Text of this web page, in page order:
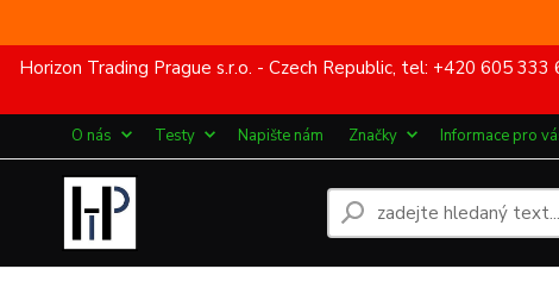
Horizon Trading Prague s.r.o. - Czech Republic, tel: +420 605
O nás Testy Napište nám Značky Informace pro